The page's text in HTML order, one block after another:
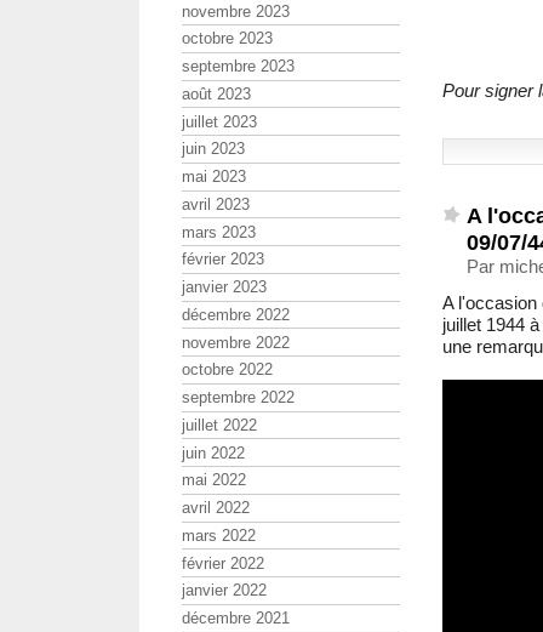
Pour signer
A
09/07/
Par
A l'occasion
juillet 1944 à
une
novembre 2023
octobre 2023
septembre 2023
août 2023
juillet 2023
juin 2023
mai 2023
avril 2023
mars 2023
février 2023
janvier 2023
décembre 2022
novembre 2022
octobre 2022
septembre 2022
juillet 2022
juin 2022
mai 2022
avril 2022
mars 2022
février 2022
janvier 2022
décembre 2021